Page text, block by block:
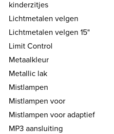
kinderzitjes
Lichtmetalen velgen
Lichtmetalen velgen 15"
Limit Control
Metaalkleur
Metallic lak
Mistlampen
Mistlampen voor
Mistlampen voor adaptief
MP3 aansluiting